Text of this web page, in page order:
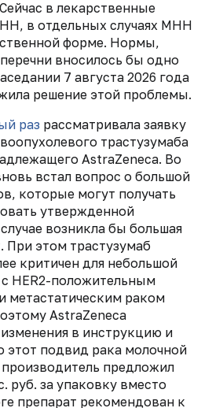
в лекарственные
в отдельных случаях МНН
форме. Нормы,
вносилось бы одно
7 августа 2026 года
решение этой проблемы.
раз рассматривала заявку
трастузумаба
AstraZeneca. Во
встал вопрос о большой
которые могут получать
утвержденной
возникла бы большая
При этом трастузумаб
критичен для небольшой
HER2-положительным
метастатическим раком
AstraZeneca
в инструкцию и
этот подвид рака молочной
предложил
руб. за упаковку вместо
препарат рекомендован к